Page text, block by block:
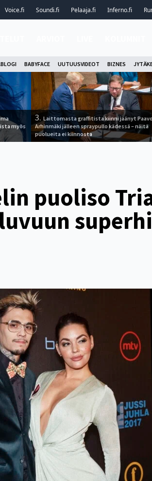
Voice.fi Soundi.fi Pelaaja.fi Inferno.fi
BABYFACE UUTUUSVIDEOT BIZNES
myös
3. Laittomasta graffitista kiinni jäänyt Paavo
Arhinmäki jälleen spraypullo kädessä – näitä
puolueita ei kiinnosta
puoliso